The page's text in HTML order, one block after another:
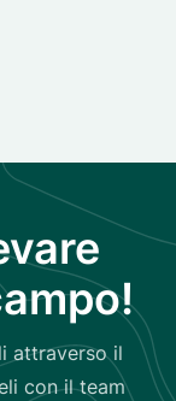
attraverso il
con il team